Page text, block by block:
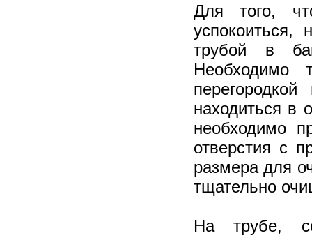
Для того,
трубой в
Необходимо
находиться в
необходимо
отверстия с
размера для
тщательно
На трубе,